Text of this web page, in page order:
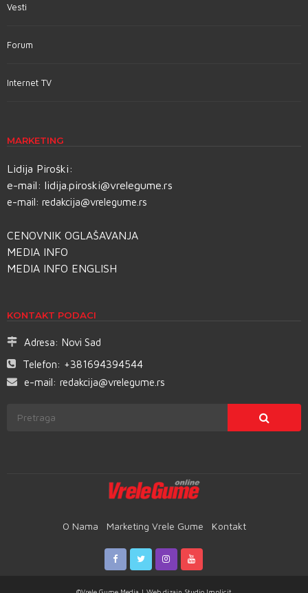
Vesti
Forum
Internet TV
MARKETING
Lidija Piroški:
e-mail: lidija.piroski@vrelegume.rs
e-mail: redakcija@vrelegume.rs
CENOVNIK OGLAŠAVANJA
MEDIA INFO
MEDIA INFO ENGLISH
KONTAKT PODACI
Adresa: Novi Sad
Telefon: +381694394544
e-mail: redakcija@vrelegume.rs
O Nama Marketing Vrele Gume Kontakt